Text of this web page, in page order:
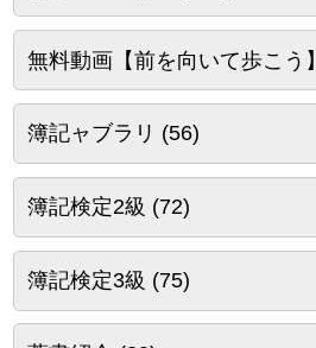
無料動画【前を向いて歩こう】
簿記ャブラリ (56)
簿記検定2級 (72)
簿記検定3級 (75)